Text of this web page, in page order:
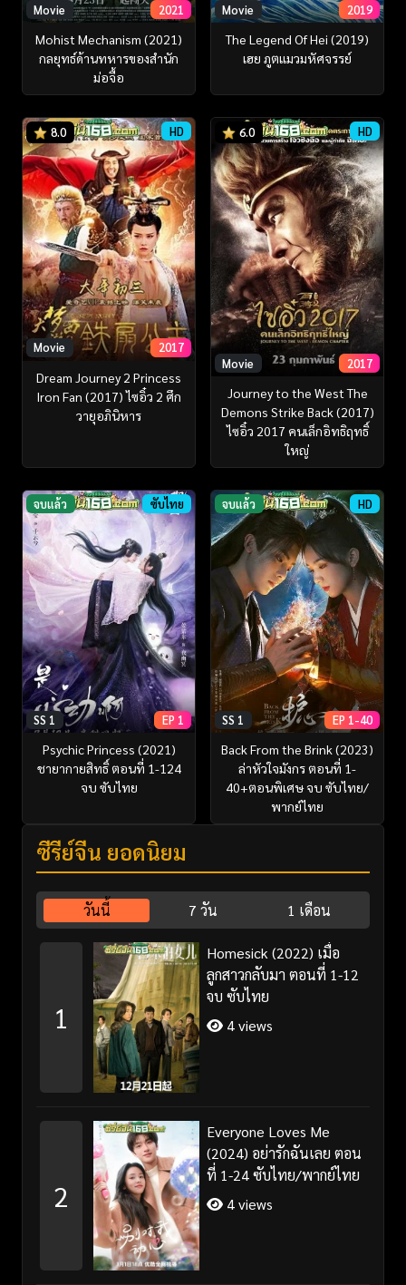
Movie 2021
Mohist Mechanism (2021)
กลยุทธ์ด้านทหารของสำนัก
ม่อจื้อ
Movie 2019
The Legend Of Hei (2019)
เฮย ภูตแมวมหัศจรรย์​
8.0 HD
Movie 2017
Dream Journey 2 Princess
Iron Fan (2017) ไซอิ๋ว 2 ศึก
วายุอภินิหาร
6.0 HD
Movie 2017
Journey to the West The
Demons Strike Back (2017)
ไซอิ๋ว 2017 คนเล็กอิทธิฤทธิ์
ใหญ่
จบแล้ว ซับไทย
SS 1 EP 1
Psychic Princess (2021)
ชายากายสิทธิ์ ตอนที่ 1-124
จบ ซับไทย
จบแล้ว HD
SS 1 EP 1-40
Back From the Brink (2023)
ล่าหัวใจมังกร ตอนที่ 1-
40+ตอนพิเศษ จบ ซับไทย/
พากย์ไทย
ซีรี่ย์จีน ยอดนิยม
วันนี้ 7 วัน 1 เดือน
1
Homesick (2022) เมื่อ
ลูกสาวกลับมา ตอนที่ 1-12
จบ ซับไทย
4 views
2
Everyone Loves Me
(2024) อย่ารักฉันเลย ตอน
ที่ 1-24 ซับไทย/พากย์ไทย
4 views